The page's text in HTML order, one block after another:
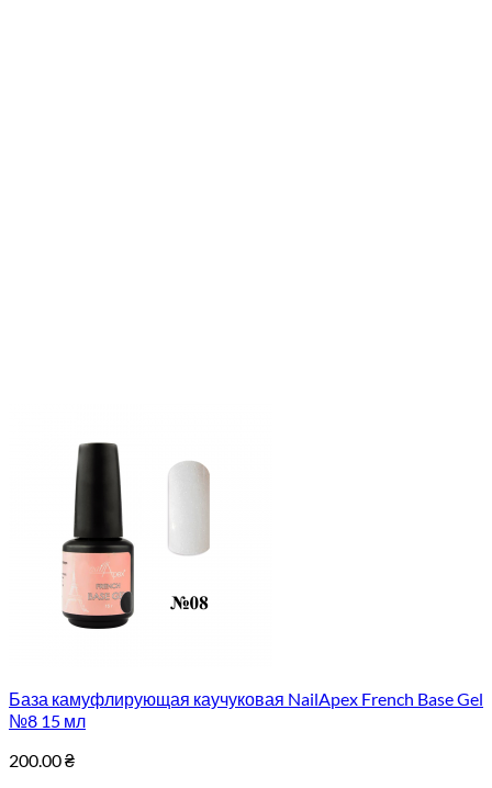
База камуфлирующая каучуковая NailApex French Base Gel
№8 15 мл
200.00₴